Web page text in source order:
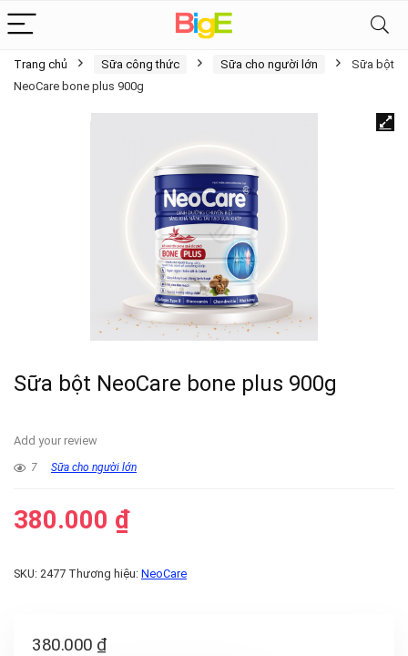
Trang chủ Sữa công thức Sữa cho người lớn
Sữa bột
NeoCare bone plus 900g
Sữa bột NeoCare bone plus 900g
Add your review
7 Sữa cho người lớn
380.000 ₫
SKU: 2477 Thương hiệu: NeoCare
380.000 ₫